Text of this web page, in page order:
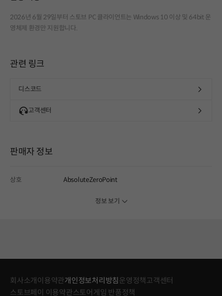
2026년 6월 29일부터 스토브 PC 클라이언트는 Windows 10 이상 및 64bit 운
영체제 환경만 지원합니다.
관련 링크
디스코드
고객센터
판매자 정보
상호 AbsoluteZeroPoint
정보 보기
회사소개이용약관개인정보처리방침 운영정책고객센터
스토브페이 이용약관스토어게임 반품정책